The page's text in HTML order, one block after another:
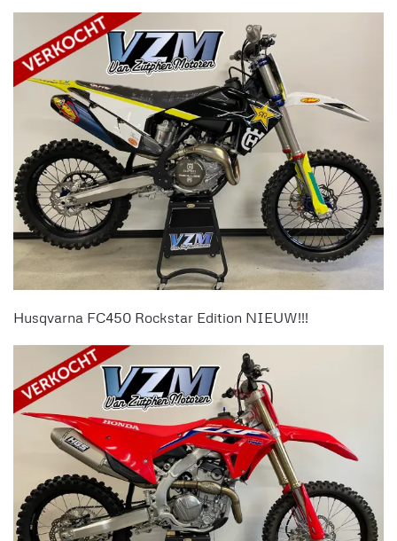
Husqvarna FC450 Rockstar Edition NIEUW!!!